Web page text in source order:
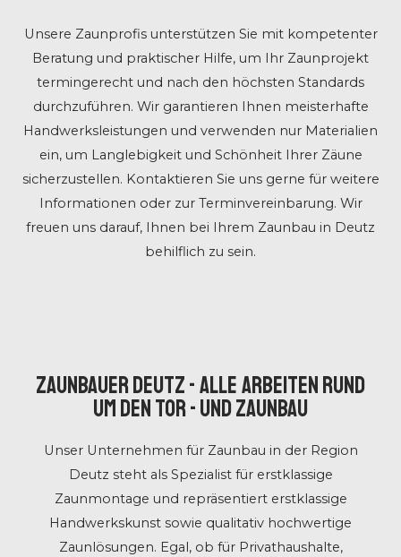
Unsere Zaunprofis unterstützen Sie mit kompetenter
Beratung und praktischer Hilfe, um Ihr Zaunprojekt
termingerecht und nach den höchsten Standards
durchzuführen. Wir garantieren Ihnen meisterhafte
Handwerksleistungen und verwenden nur Materialien
ein, um Langlebigkeit und Schönheit Ihrer Zäune
sicherzustellen. Kontaktieren Sie uns gerne für weitere
Informationen oder zur Terminvereinbarung. Wir
freuen uns darauf, Ihnen bei Ihrem Zaunbau in Deutz
behilflich zu sein.
ZAUNBAUER DEUTZ - ALLE ARBEITEN RUND
UM DEN TOR - UND ZAUNBAU
Unser Unternehmen für Zaunbau in der Region
Deutz steht als Spezialist für erstklassige
Zaunmontage und repräsentiert erstklassige
Handwerkskunst sowie qualitativ hochwertige
Zaunlösungen. Egal, ob für Privathaushalte,